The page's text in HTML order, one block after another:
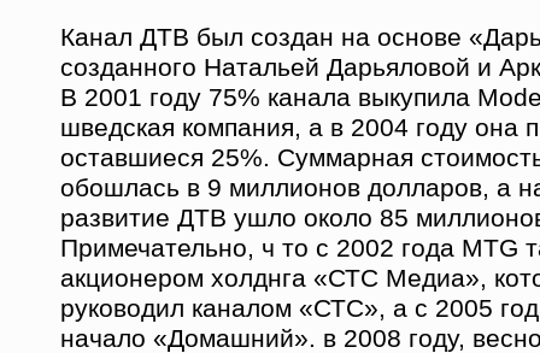
Канал ДТВ был создан на основе
созданного Натальей Дарьяловой и
В 2001 году 75% канала выкупила
шведская компания, а в 2004 году она
оставшиеся 25%. Суммарная
обошлась в 9 миллионов долларов, а
развитие ДТВ ушло около 85
Примечательно, ч то с 2002 года MTG
акционером холднга «СТС Медиа»,
руководил каналом «СТС», а с 2005
начало «Домашний». в 2008 году,